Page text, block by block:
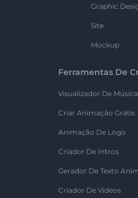
Graphic
Site
Mockup
Ferramentas De
Visualizador De
Criar Animação Grátis
Animação De Logo
Criador De Intros
Gerador De Texto
Criador De Vídeos